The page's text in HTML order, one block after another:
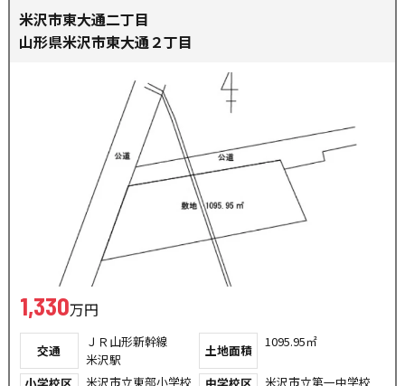
米沢市東大通二丁目
山形県米沢市東大通２丁目
1,330万円
交通
ＪＲ山形新幹線
米沢駅
土地面積
1095.95㎡
米沢市立東部小学校 米沢市立第一中学校